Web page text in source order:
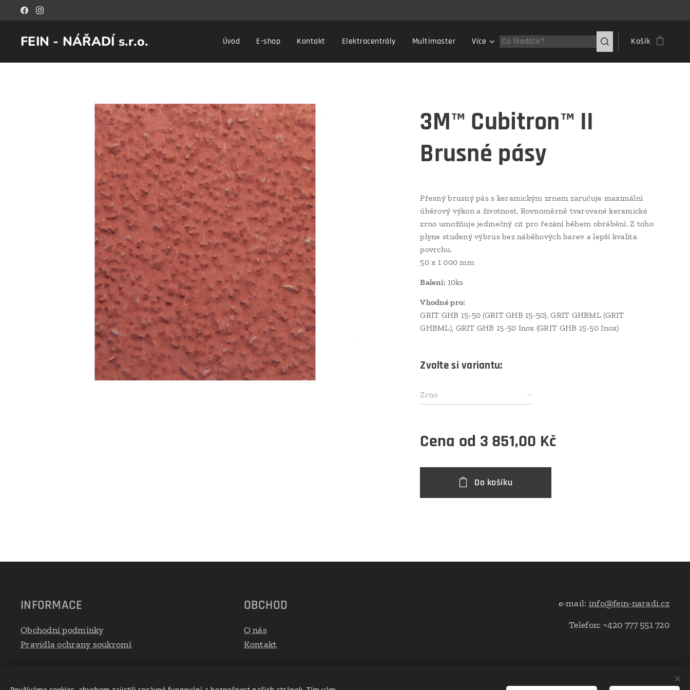
FEIN - NÁŘADÍ s.r.o. Úvod E-shop Kontakt Elektrocentrály Multimaster Více Košík
3M™ Cubitron™ II
Brusné pásy
Přesný brusný pás s keramickým zrnem zaručuje maximální
úběrový výkon a životnost. Rovnoměrně tvarované keramické
zrno umožňuje jedinečný cit pro řezání během obrábění. Z toho
plyne studený výbrus bez náběhových barev a lepší kvalita
povrchu.
50 x 1 000 mm
Balení: 10ks
Vhodné pro:
GRIT GHB 15-50 (GRIT GHB 15-50), GRIT GHBML (GRIT
GHBML), GRIT GHB 15-50 Inox (GRIT GHB 15-50 Inox)
Zvolte si variantu:
Zrno
Cena od 3 851,00 Kč
Do košíku
INFORMACE
Obchodní podmínky
Pravidla ochrany soukromí
OBCHOD
O nás
Kontakt
e-mail: info@fein-naradi.cz
Telefon: +420 777 551 720